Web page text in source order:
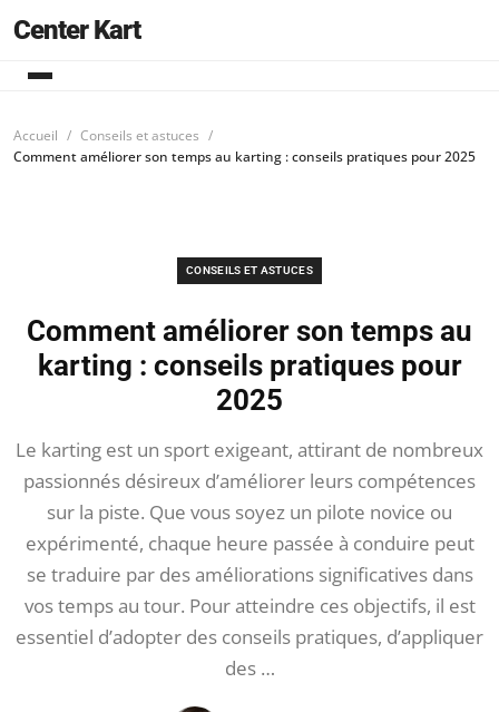
Center Kart
Accueil
Conseils et astuces
Comment améliorer son temps au karting : conseils pratiques pour 2025
CONSEILS ET ASTUCES
Comment améliorer son temps au
karting : conseils pratiques pour
2025
Le karting est un sport exigeant, attirant de nombreux
passionnés désireux d’améliorer leurs compétences
sur la piste. Que vous soyez un pilote novice ou
expérimenté, chaque heure passée à conduire peut
se traduire par des améliorations significatives dans
vos temps au tour. Pour atteindre ces objectifs, il est
essentiel d’adopter des conseils pratiques, d’appliquer
des …